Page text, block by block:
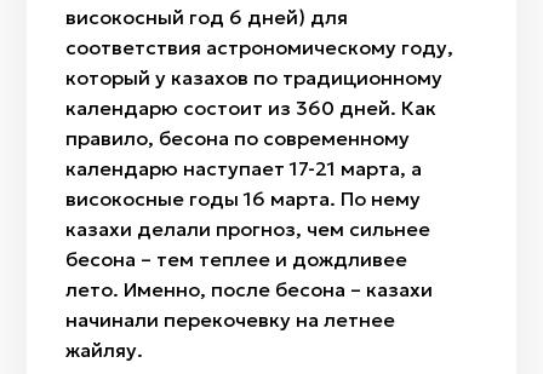
високосный год 6 дней) для
соответствия астрономическому году,
который у казахов по традиционному
календарю состоит из 360 дней. Как
правило, бесқонақ по современному
календарю наступает 17-21 марта, а
високосные годы 16 марта. По нему
казахи делали прогноз, чем сильнее
бесқонақ – тем теплее и дождливее
лето. Именно, после бесқонақ – казахи
начинали перекочевку на летнее
жайляу.